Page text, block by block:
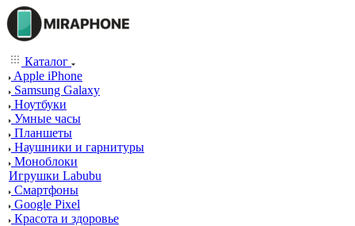
Каталог
Apple iPhone
Samsung Galaxy
Ноутбуки
Умные часы
Планшеты
Наушники и гарнитуры
Моноблоки
Игрушки Labubu
Смартфоны
Google Pixel
Красота и здоровье